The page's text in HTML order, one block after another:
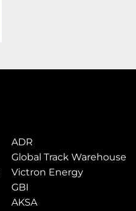
ADR
Global Track Warehouse
Victron Energy
GBI
AKSA